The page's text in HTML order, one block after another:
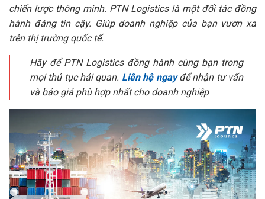
chiến lược thông minh. PTN Logistics là một đối tác đồng
hành đáng tin cậy. Giúp doanh nghiệp của bạn vươn xa
trên thị trường quốc tế.
Hãy để PTN Logistics đồng hành cùng bạn trong
mọi thủ tục hải quan. Liên hệ ngayđể nhận tư vấn
và báo giá phù hợp nhất cho doanh nghiệp